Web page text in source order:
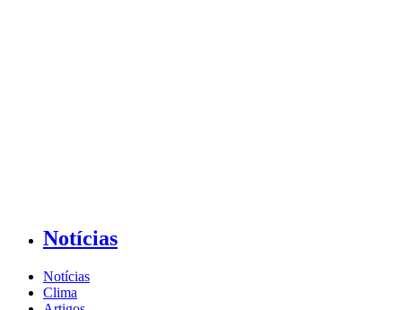
Notícias
Notícias
Clima